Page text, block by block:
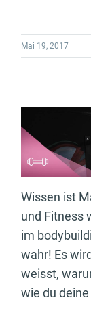
Mai 19, 2017
Wissen ist
und Fitness
im
wahr! Es
weisst,
wie du